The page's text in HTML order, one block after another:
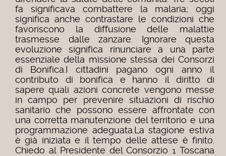
fa significava combattere la malaria; oggi
significa anche contrastare le condizioni che
favoriscono la diffusione delle malattie
trasmesse dalle zanzare. Ignorare questa
evoluzione significa rinunciare a una parte
essenziale della missione stessa dei Consorzi
di Bonifica. I cittadini pagano ogni anno il
contributo di bonifica e hanno il diritto di
sapere quali azioni concrete vengono messe
in campo per prevenire situazioni di rischio
sanitario che possono essere affrontate con
una corretta manutenzione del territorio e una
programmazione adeguata. La stagione estiva
è già iniziata e il tempo delle attese è finito.
Chiedo al Presidente del Consorzio 1 Toscana